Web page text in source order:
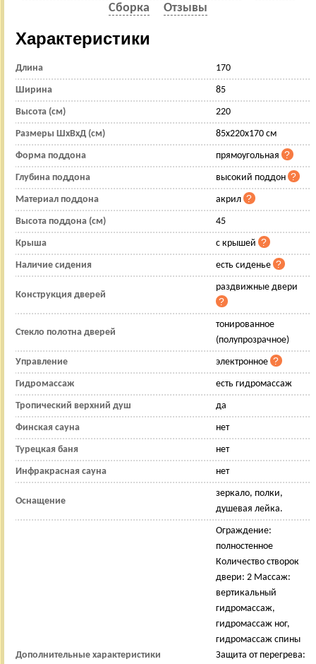
Сборка
Отзывы
Характеристики
Длина 170
Ширина 85
Высота (см) 220
Размеры ШхВхД (см) 85x220x170 см
Форма поддона прямоугольная
Глубина поддона высокий поддон
Материал поддона акрил
Высота поддона (см) 45
Крыша с крышей
Наличие сидения есть сиденье
Конструкция дверей
раздвижные двери
Стекло полотна дверей
тонированное
(полупрозрачное)
Управление электронное
Гидромассаж есть гидромассаж
Тропический верхний душ да
Финская сауна нет
Турецкая баня нет
Инфракрасная сауна нет
Оснащение
зеркало, полки,
душевая лейка.
Дополнительные характеристики
Ограждение:
полностенное
Количество створок
двери: 2 Массаж:
вертикальный
гидромассаж,
гидромассаж ног,
гидромассаж спины
Защита от перегрева: